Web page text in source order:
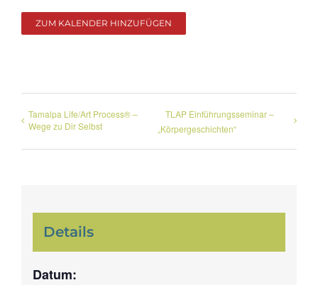
ZUM KALENDER HINZUFÜGEN
Tamalpa Life/Art Process® –
Wege zu Dir Selbst
TLAP Einführungsseminar –
„Körpergeschichten“
Details
Datum: